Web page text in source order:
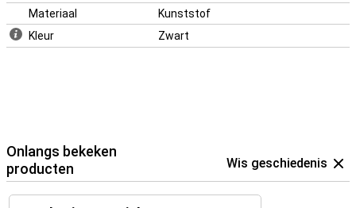
Materiaal
Kunststof
Kleur
Zwart
Onlangs bekeken
producten
Wis geschiedenis